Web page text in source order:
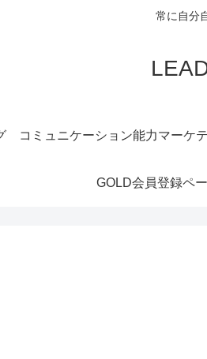
常に自分
コミュニケーション能力
GOLD会員登録ペ